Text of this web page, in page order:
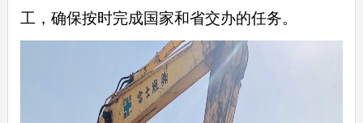
工，确保按时完成国家和省交办的任务。